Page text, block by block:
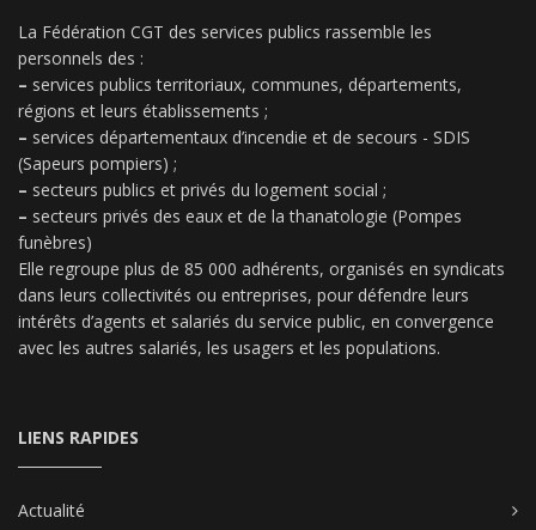
La Fédération CGT des services publics rassemble les
personnels des :
– services publics territoriaux, communes, départements,
régions et leurs établissements ;
– services départementaux d’incendie et de secours - SDIS
(Sapeurs pompiers) ;
– secteurs publics et privés du logement social ;
– secteurs privés des eaux et de la thanatologie (Pompes
funèbres)
Elle regroupe plus de 85 000 adhérents, organisés en syndicats
dans leurs collectivités ou entreprises, pour défendre leurs
intérêts d’agents et salariés du service public, en convergence
avec les autres salariés, les usagers et les populations.
LIENS RAPIDES
Actualité